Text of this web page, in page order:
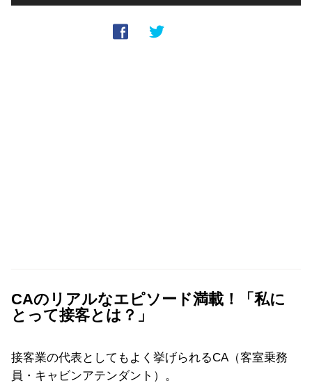
CAのリアルなエピソード満載！「私に
とって接客とは？」
接客業の代表としてもよく挙げられるCA（客室乗務
員・キャビンアテンダント）。